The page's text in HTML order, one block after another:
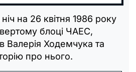
на 26 квітня 1986 року
блоці ЧАЕС,
Валерія Ходемчука та
про нього.